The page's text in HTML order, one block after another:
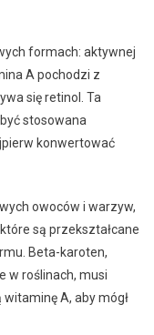
formach: aktywnej
A pochodzi z
się retinol. Ta
stosowana
konwertować
owoców i warzyw,
są przekształcane
Beta-karoten,
w roślinach, musi
A, aby mógł